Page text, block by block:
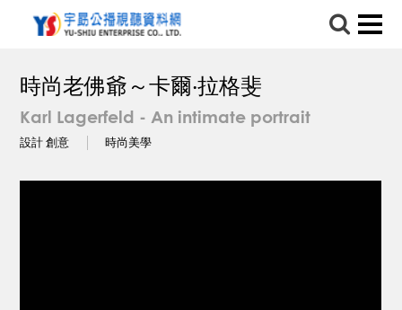
時尚老佛爺～卡爾‧拉格斐
Karl Lagerfeld - An intimate portrait
設計 創意 時尚美學